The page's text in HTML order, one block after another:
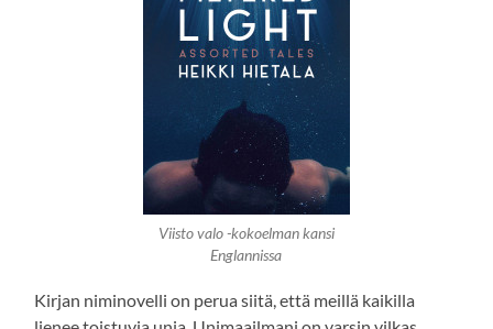
Viisto valo -kokoelman kansi
Englannissa
Kirjan niminovelli on perua siitä, että meillä kaikilla